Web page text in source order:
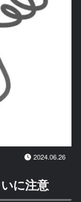
2024.06.26
に注意